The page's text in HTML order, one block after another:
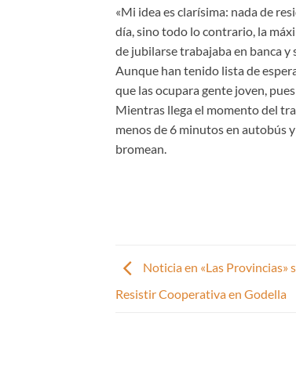
«Mi idea es clarísima: nada de
día, sino todo lo contrario, la
de jubilarse trabajaba en banca y
Aunque han tenido lista de
que las ocupara gente joven,
Mientras llega el momento del
menos de 6 minutos en autobús
bromean.
Noticia en «Las Provincias»
Resistir Cooperativa en Godella